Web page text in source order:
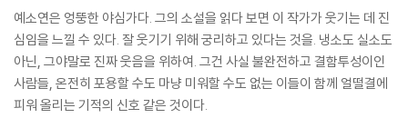
어떤 때에는 한 치 앞도 보이지 않는 어느 바다 한가운데에 덩그러니 남겨
진 느낌이 들기도 했다. 어쩌면 수자 씨는 자처해서 바다 한가운데로 뛰어
드는 것이 아닐까. 보이지 않는 무언가를 붙잡기 위해서.
--- 「소란한 속삭임」 중에서
표제작 〈너의 나쁜 무리〉는 사랑에 있어 자유분방한 ‘여사’의 손에 자란 ‘유
선’의 연애담이자 성장 서사이다. 버림받는 상황을 극도로 경계하는 여사
는 번번이 사소한 일로 애인을 갈아치운다. 그러면서 손녀인 유선에게 “너
는 그러지 않고도 살 수 있으면 좋겠”다고 가르친다. 여사처럼 관습에 얽매
이지 않는 사랑을 원하는 유선은 자신과 다른 사람이 되라는 훈육에 불만
예소연은 엉뚱한 야심가다. 그의 소설을 읽다 보면 이 작가가 웃기는 데 진
심임을 느낄 수 있다. 잘 웃기기 위해 궁리하고 있다는 것을. 냉소도 실소도
아닌, 그야말로 진짜 웃음을 위하여. 그건 사실 불완전하고 결함투성이인
사람들, 온전히 포용할 수도 마냥 미워할 수도 없는 이들이 함께 얼떨결에
피워 올리는 기적의 신호 같은 것이다.